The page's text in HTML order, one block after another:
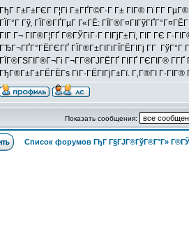
ГђГ Г±Г±ГЄГ Г¦Гі Г±ГҐГ©Г·Г Г± ГІГ® Гї Г­Г
ГЇГ°Г Гў, ГЇГ®ГҐГµГ Г«ГЁ:
ГІГ Г¬ ГІГ®Г¦ГҐ Г®ГЎГіГ·Г ГІГјГ±Гї, ГІГ ГЄ
ГЂГ¬ГҐГ°ГЁГЄГҐ ГЇГ®Г±ГІГіГЇГЁГІГј Г­Г
ГЇГ®ГЅГІГ®Г¬Гі Г¬Г­Г®ГЈГЁГҐ ГІГҐ ГЄГІГ®
ГђГ®Г±Г±ГЁГЁГѕ ГіГ·ГЁГІГјГ±Гї. Г‚Г®ГІ Г·ГІГ®
Показать сообщения:
Список форумов ГђГ Г§ГЈГ®ГўГ®Г°Г»